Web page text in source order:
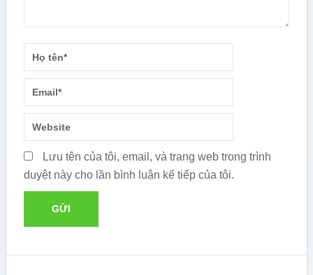
Lưu tên của tôi, email, và trang web trong trình
duyệt này cho lần bình luận kế tiếp của tôi.